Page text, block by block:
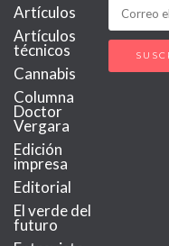
Artículos
Artículos
técnicos
Cannabis
Columna
Doctor
Vergara
Edición
impresa
Editorial
El verde del
futuro